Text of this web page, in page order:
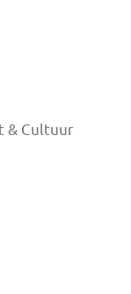
& Cultuur